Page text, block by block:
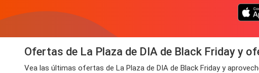
Ofertas de La Plaza de DIA de Black Friday y
Vea las últimas ofertas de La Plaza de DIA de Black Friday y